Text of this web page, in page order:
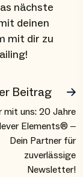
nächste
deinen
mit dir zu
Beitrag
mit uns: 20 Jahre
Elements® –
Dein Partner für
zuverlässige
Newsletter!